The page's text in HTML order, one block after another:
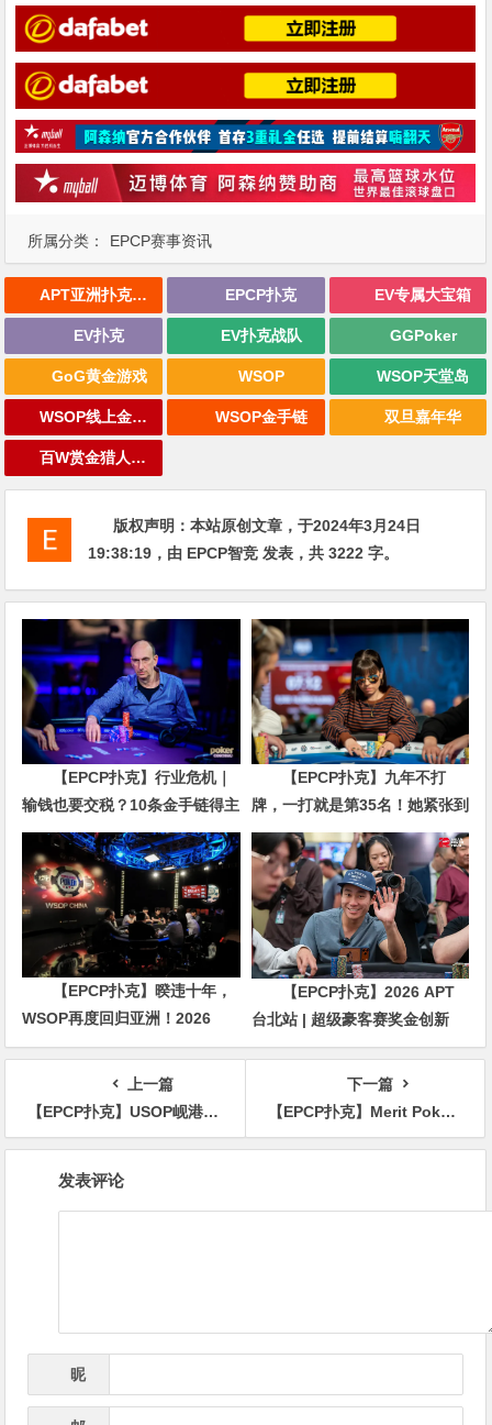
所属分类： EPCP赛事资讯
APT亚洲扑克巡回赛 EPCP扑克 EV专属大宝箱
EV扑克 EV扑克战队 GGPoker
GoG黄金游戏 WSOP WSOP天堂岛
WSOP线上金手链 WSOP金手链 双旦嘉年华
百W赏金猎人大奖赛
版权声明：本站原创文章，于2024年3月24日
19:38:19 ，由 EPCP智竞 发表，共 3222 字。
【EPCP扑克】行业危机｜
输钱也要交税？10条金手链得主
直言“扛不住”，主动砍掉四分之
三比赛
【EPCP扑克】九年不打
牌，一打就是第35名！她紧张到
脚悬空，但全世界以为她很淡定
【EPCP扑克】暌违十年，
WSOP再度回归亚洲！2026
APL济州站6月19-28日盛大登
【EPCP扑克】2026 APT
台北站 | 超级豪客赛奖金创新
高，美国选手Ethan
“Rampage” Yau领跑全场！
上一篇
【EPCP扑克】USOP岘港｜中国玩家高歌猛进，三人闯进决赛桌收获两个亚军！
下一篇
【EPCP扑克】Merit Poker塞浦路斯 | 卡门系列赛华丽开赛，朱楠、孙云升晋级主赛DAY2，荣耀扑克闪亮登场
发表评论
昵
*